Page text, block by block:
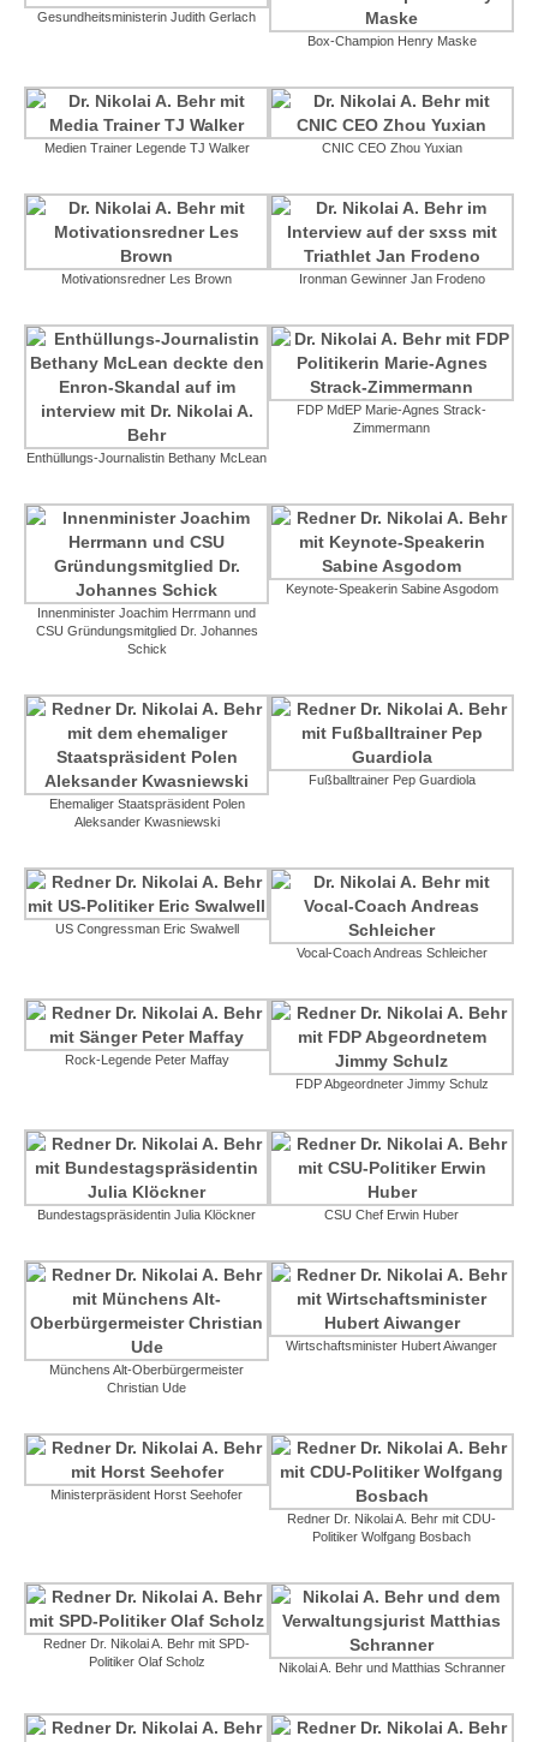
Gesundheitsministerin Judith Gerlach
Box-Champion Henry Maske
Medien Trainer Legende TJ Walker CNIC CEO Zhou Yuxian
Motivationsredner Les Brown Ironman Gewinner Jan Frodeno
Enthüllungs-Journalistin Bethany McLean
FDP MdEP Marie-Agnes Strack-
Zimmermann
Innenminister Joachim Herrmann und
CSU Gründungsmitglied Dr. Johannes
Schick
Keynote-Speakerin Sabine Asgodom
Ehemaliger Staatspräsident Polen
Aleksander Kwasniewski
Fußballtrainer Pep Guardiola
US Congressman Eric Swalwell
Vocal-Coach Andreas Schleicher
Rock-Legende Peter Maffay
FDP Abgeordneter Jimmy Schulz
Bundestagspräsidentin Julia Klöckner CSU Chef Erwin Huber
Münchens Alt-Oberbürgermeister
Christian Ude
Wirtschaftsminister Hubert Aiwanger
Ministerpräsident Horst Seehofer
Redner Dr. Nikolai A. Behr mit CDU-
Politiker Wolfgang Bosbach
Redner Dr. Nikolai A. Behr mit SPD-
Politiker Olaf Scholz
Nikolai A. Behr und Matthias Schranner